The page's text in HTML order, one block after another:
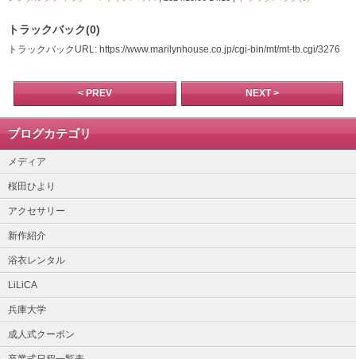
トラックバック(0)
トラックバックURL: https://www.marilynhouse.co.jp/cgi-bin/mt/mt-tb.cgi/3276
< PREV NEXT >
ブログカテゴリ
メディア
桜田ひより
アクセサリー
新作紹介
浴衣レンタル
LiLiCA
兵庫大学
成人式クーポン